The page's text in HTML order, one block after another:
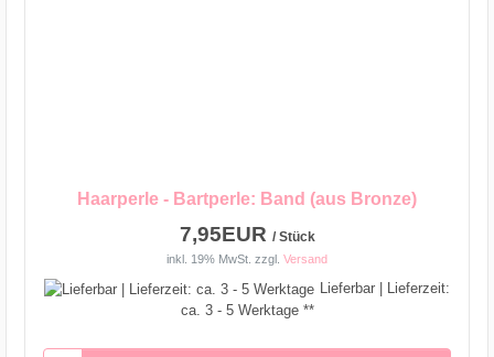
Haarperle - Bartperle: Band (aus Bronze)
7,95EUR / Stück
inkl. 19% MwSt. zzgl. Versand
Lieferbar | Lieferzeit:
ca. 3 - 5 Werktage **